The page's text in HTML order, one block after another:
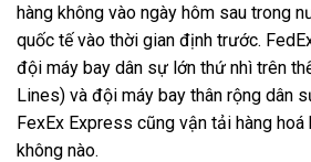
hàng không vào ngày hôm sau trong
quốc tế vào thời gian định trước.
đội máy bay dân sự lớn thứ nhì trên
Lines) và đội máy bay thân rộng dân
FexEx Express cũng vận tải hàng hoá
không nào.